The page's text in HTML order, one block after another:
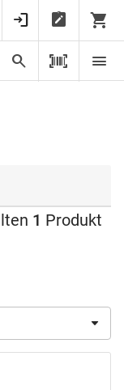
1 Produkt